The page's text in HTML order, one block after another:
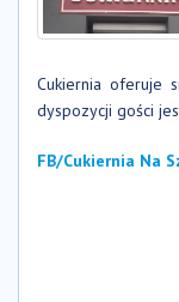
Cukiernia oferuje
dyspozycji gości
FB/Cukiernia Na